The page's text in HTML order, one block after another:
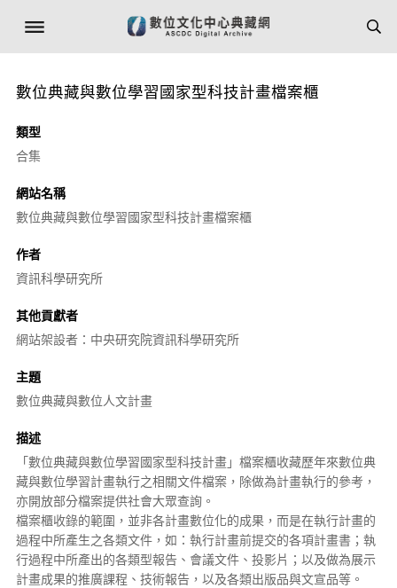
數位典藏與數位學習國家型科技計畫檔案櫃
類型
合集
網站名稱
數位典藏與數位學習國家型科技計畫檔案櫃
作者
資訊科學研究所
其他貢獻者
網站架設者：中央研究院資訊科學研究所
主題
數位典藏與數位人文計畫
描述
「數位典藏與數位學習國家型科技計畫」檔案櫃收藏歷年來數位典
藏與數位學習計畫執行之相關文件檔案，除做為計畫執行的參考，
亦開放部分檔案提供社會大眾查詢。
檔案櫃收錄的範圍，並非各計畫數位化的成果，而是在執行計畫的
過程中所產生之各類文件，如：執行計畫前提交的各項計畫書；執
行過程中所產出的各類型報告、會議文件、投影片；以及做為展示
計畫成果的推廣課程、技術報告，以及各類出版品與文宣品等。